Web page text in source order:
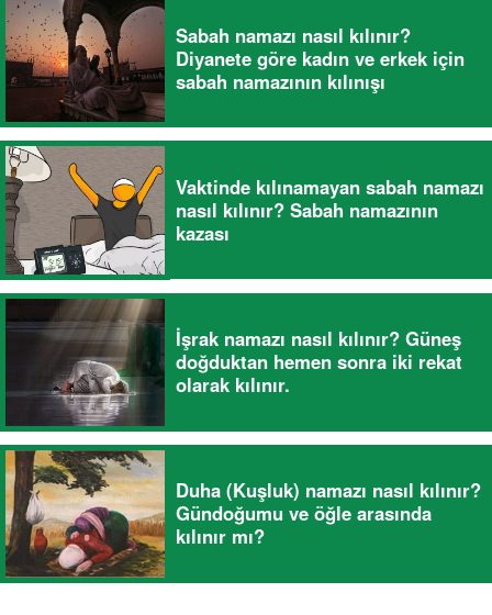
Sabah namazı nasıl kılınır?
Diyanete göre kadın ve erkek için
sabah namazının kılınışı
Vaktinde kılınamayan sabah namazı
nasıl kılınır? Sabah namazının
kazası
İşrak namazı nasıl kılınır? Güneş
doğduktan hemen sonra iki rekat
olarak kılınır.
Duha (Kuşluk) namazı nasıl kılınır?
Gündoğumu ve öğle arasında
kılınır mı?